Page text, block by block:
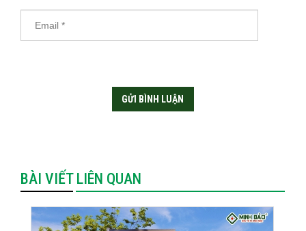
BÀI VIẾT LIÊN QUAN